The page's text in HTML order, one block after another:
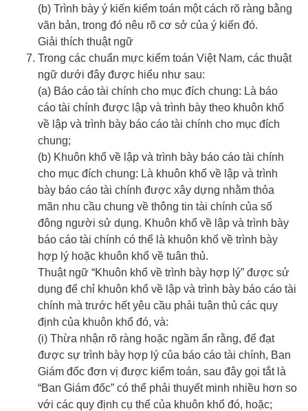
(b) Trình bày ý kiến kiểm toán một cách rõ ràng bằng
văn bản, trong đó nêu rõ cơ sở của ý kiến đó.
Giải thích thuật ngữ
Trong các chuẩn mực kiểm toán Việt Nam, các thuật
ngữ dưới đây được hiểu như sau:
(a) Báo cáo tài chính cho mục đích chung: Là báo
cáo tài chính được lập và trình bày theo khuôn khổ
về lập và trình bày báo cáo tài chính cho mục đích
chung;
(b) Khuôn khổ về lập và trình bày báo cáo tài chính
cho mục đích chung: Là khuôn khổ về lập và trình
bày báo cáo tài chính được xây dựng nhằm thỏa
mãn nhu cầu chung về thông tin tài chính của số
đông người sử dụng. Khuôn khổ về lập và trình bày
báo cáo tài chính có thể là khuôn khổ về trình bày
hợp lý hoặc khuôn khổ về tuân thủ.
Thuật ngữ “Khuôn khổ về trình bày hợp lý” được sử
dụng để chỉ khuôn khổ về lập và trình bày báo cáo tài
chính mà trước hết yêu cầu phải tuân thủ các quy
định của khuôn khổ đó, và:
(i) Thừa nhận rõ ràng hoặc ngầm ẩn rằng, để đạt
được sự trình bày hợp lý của báo cáo tài chính, Ban
Giám đốc đơn vị được kiểm toán, sau đây gọi tắt là
“Ban Giám đốc” có thể phải thuyết minh nhiều hơn so
với các quy định cụ thể của khuôn khổ đó, hoặc;